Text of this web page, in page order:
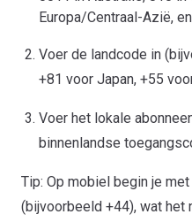
Europa/Centraal-Azië,
Voer de landcode in
+81 voor Japan, +55
Voer het lokale
binnenlandse
Tip: Op mobiel begin je
(bijvoorbeeld +44), wat het